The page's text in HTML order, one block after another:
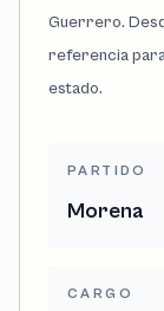
Guerrero.
referencia
estado.
PARTIDO
Morena
CARGO